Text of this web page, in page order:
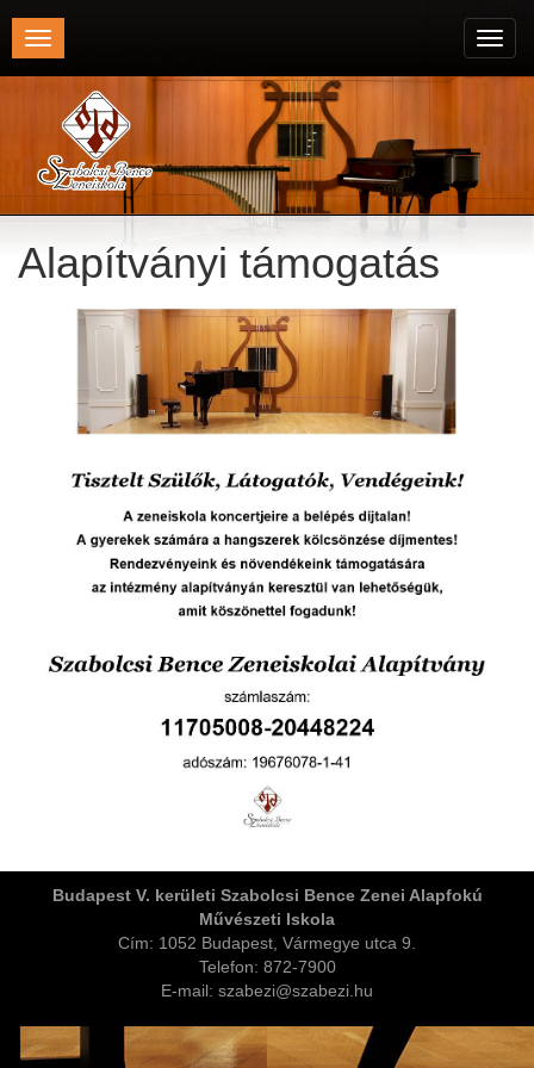
Toggle
navigation
Területi Válogatója
Alapítványi támogatás
Budapest V. kerületi Szabolcsi Bence Zenei Alapfokú
Művészeti Iskola
Cím: 1052 Budapest, Vármegye utca 9.
Telefon: 872-7900
E-mail: szabezi@szabezi.hu